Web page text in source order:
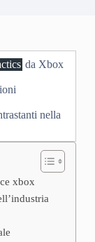
da Xbox
nella
xbox